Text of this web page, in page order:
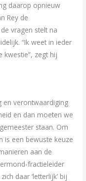
daarop opnieuw
Rey de
vragen stelt na
“Ik weet in ieder
kwestie”, zegt hij
en verontwaardiging
en dan moeten we
staan. Om
is een bewuste keuze
aan de
fractieleider
daar ‘letterlijk’ bij